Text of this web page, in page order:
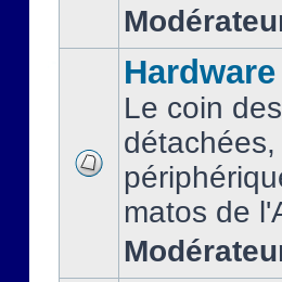
Hardware
Le coin
matos de